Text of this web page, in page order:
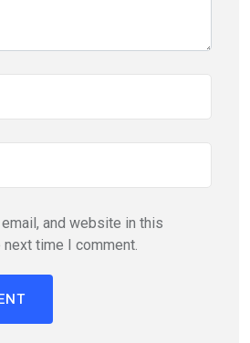
and website in this
time I comment.